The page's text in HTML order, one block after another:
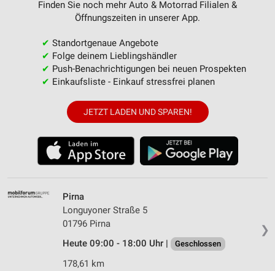
Finden Sie noch mehr Auto & Motorrad Filialen &
Öffnungszeiten in unserer App.
✔ Standortgenaue Angebote
✔ Folge deinem Lieblingshändler
✔ Push-Benachrichtigungen bei neuen Prospekten
✔ Einkaufsliste - Einkauf stressfrei planen
JETZT LADEN UND SPAREN!
❯
Pirna
Longuyoner Straße 5
01796 Pirna
Heute 09:00 - 18:00 Uhr |
Geschlossen
178,61 km